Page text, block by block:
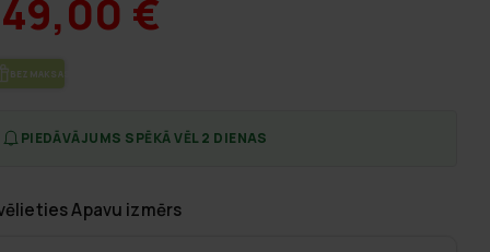
€
BEZ­MAK­SAS PIE­GĀ­DE
PIEDĀVĀJUMS SPĒKĀ VĒL 2 DIENAS
Apavu izmērs